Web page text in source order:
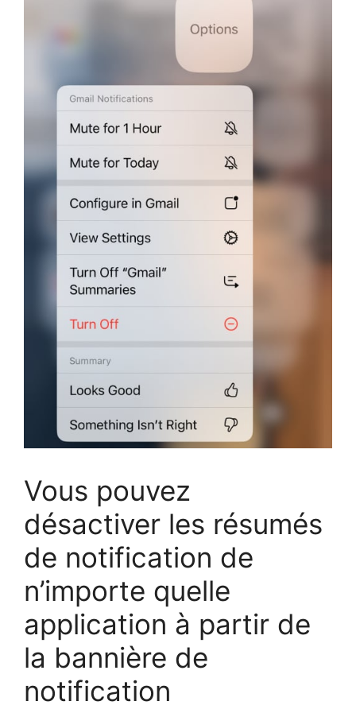
Vous pouvez
désactiver les résumés
de notification de
n’importe quelle
application à partir de
la bannière de
notification